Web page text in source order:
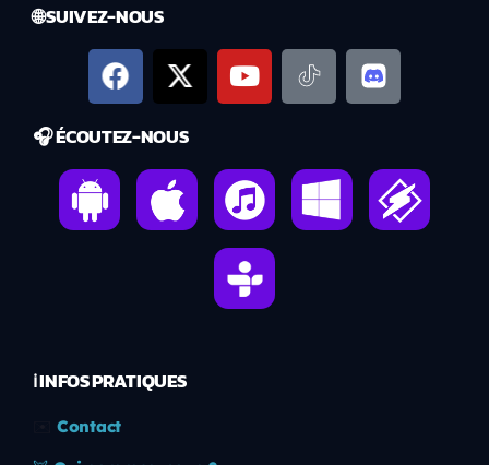
🌐 SUIVEZ-NOUS
🎧 ÉCOUTEZ-NOUS
ℹ️ INFOS PRATIQUES
Contact